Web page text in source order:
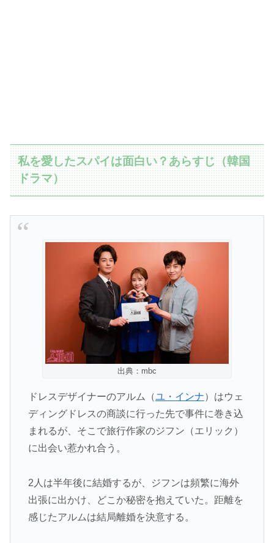
私を愛したスパイは面白い？あらすじ（韓国
ドラマ）
出典：mbc
ドレスデザイナーのアルム（ユ・インナ）はウェ
ディングドレスの商談に行った先で事件に巻き込
まれるが、そこで旅行作家のジフン（エリック）
に出会い惹かれ合う。
2人は半年後に結婚するが、ジフンは頻繁に海外
出張に出かけ、どこか秘密を抱えていた。距離を
感じたアルムは結局離婚を決意する。